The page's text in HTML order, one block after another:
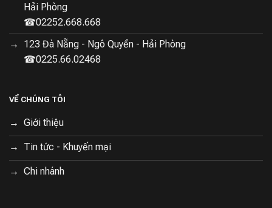
(Làm sạch mọi ngóc ngách trong ngôi nhà của bạn)
Hải Phòng
☎02252.668.668
123 Đà Nẵng - Ngô Quyền - Hải Phòng
☎0225.66.02468
VỀ CHÚNG TÔI
Giới thiệu
Tin tức - Khuyến mại
Chi nhánh